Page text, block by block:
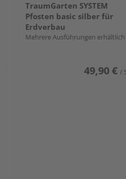
TraumGarten SYSTEM
Pfosten basic silber für
Erdverbau
Mehrere Ausführungen erhältlich
49,90 € /